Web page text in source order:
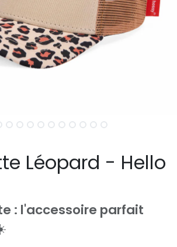
Léopard - Hello
: l'accessoire parfait